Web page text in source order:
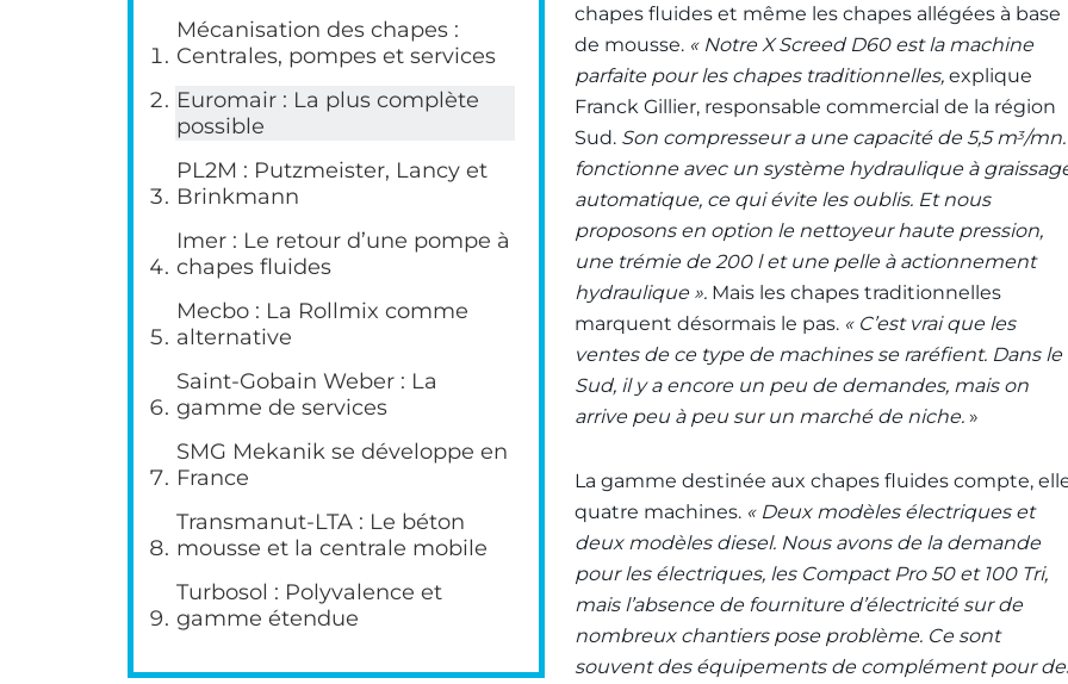
Mécanisation des chapes :
Centrales, pompes et services
Euromair : La plus complète
possible
PL2M : Putzmeister, Lancy et
Brinkmann
Imer : Le retour d’une pompe à
chapes fluides
Mecbo : La Rollmix comme
alternative
Saint-Gobain Weber : La
gamme de services
SMG Mekanik se développe en
France
Transmanut-LTA : Le béton
mousse et la centrale mobile
Turbosol : Polyvalence et
gamme étendue
chapes fluides et même les chapes allégées à base
de mousse. « Notre X Screed D60 est la machine
parfaite pour les chapes traditionnelles, explique
Franck Gillier, responsable commercial de la région
Sud. Son compresseur a une capacité de 5,5 m3/
fonctionne avec un système hydraulique à
automatique, ce qui évite les oublis. Et nous
proposons en option le nettoyeur haute pression,
une trémie de 200 l et une pelle à actionnement
hydraulique ». Mais les chapes traditionnelles
marquent désormais le pas. « C’est vrai que les
ventes de ce type de machines se raréfient. Dans le
Sud, il y a encore un peu de demandes, mais on
arrive peu à peu sur un marché de niche. »
La gamme destinée aux chapes fluides compte,
quatre machines. « Deux modèles électriques et
deux modèles diesel. Nous avons de la demande
pour les électriques, les Compact Pro 50 et 100 Tri,
mais l’absence de fourniture d’électricité sur de
nombreux chantiers pose problème. Ce sont
souvent des équipements de complément pour